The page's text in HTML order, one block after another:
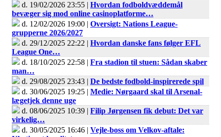
d. 19/02/2026 23:55 | Hvordan fodboldvæddemål
bevæger sig mod online casinoplatforme…
d. 12/02/2026 19:00 | Oversigt: Nations League-
grupperne 2026/2027
d. 29/12/2025 22:22 | Hvordan danske fans følger EFL
League One…
d. 18/10/2025 22:58 | Fra stadion til stuen: Sådan skaber
man…
d. 29/08/2025 23:43 | De bedste fodbold-inspirerede spil
d. 30/06/2025 19:25 | Medie: Nørgaard skal til Arsenal-
lægetjek denne uge
d. 08/06/2025 10:39 | Filip Jørgensen fik debut: Det var
virkelig…
d. 30/05/2025 16:46 | Vejle-boss om Velkov-aftale: